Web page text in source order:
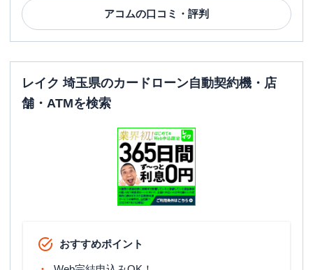
アコムの口コミ・評判
レイク 埼玉県のカードローン自動契約機・店
舗・ATMを検索
おすすめポイント